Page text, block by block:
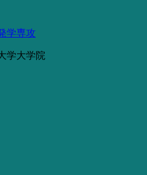
学専攻
学大学院